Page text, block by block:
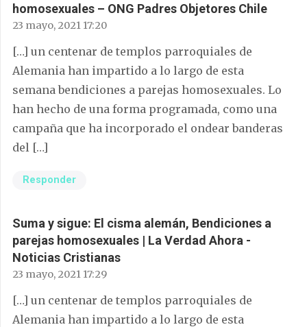
homosexuales – ONG Padres Objetores Chile
23 mayo, 2021 17:20
[…] un centenar de templos parroquiales de
Alemania han impartido a lo largo de esta
semana bendiciones a parejas homosexuales. Lo
han hecho de una forma programada, como una
campaña que ha incorporado el ondear banderas
del […]
Responder
Suma y sigue: El cisma alemán, Bendiciones a
parejas homosexuales | La Verdad Ahora -
Noticias Cristianas
23 mayo, 2021 17:29
[…] un centenar de templos parroquiales de
Alemania han impartido a lo largo de esta